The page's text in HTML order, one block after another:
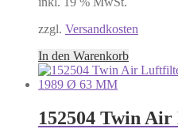
zzgl. Versandkosten
In den Warenkorb
152504 Twin